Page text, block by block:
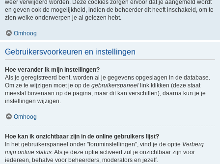
weer verwijderd worden. Deze cookies zorgen ervoor dat je aangemeld wordt
en geven ook de mogelijkheid, indien de beheerder dit heeft inschakeld, om te
zien welke onderwerpen je al gelezen hebt.
Omhoog
Gebruikersvoorkeuren en instellingen
Hoe verander ik mijn instellingen?
Als je geregistreerd bent, worden al je gegevens opgeslagen in de database.
Om ze te wijzigen moet je op de gebruikerspaneel link klikken (deze staat
meestal bovenaan op de pagina, maar dit kan verschillen), daarna kun je je
instellingen wijzigen.
Omhoog
Hoe kan ik onzichtbaar zijn in de online gebruikers lijst?
In het gebruikerspaneel onder "foruminstellingen", vind je de optie Verberg
mijn online status. Als je deze optie activeert zul je onzichtbaar zijn voor
iedereen, behalve voor beheerders, moderators en jezelf.